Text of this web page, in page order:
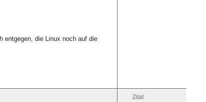
entgegen, die Linux noch auf die
Zitat